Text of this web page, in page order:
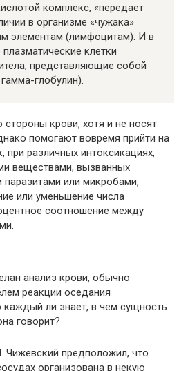
комплекс, «передает
в организме «чужака»
элементам (лимфоцитам). И в
клетки
представляющие собой
глобулин).
крови, хотя и не носят
помогают вовремя прийти на
различных интоксикациях,
веществами, вызванных
или микробами,
или уменьшение числа
соотношение между
анализ крови, обычно
реакции оседания
ли знает, в чем сущность
говорит?
Чижевский предположил, что
организована в некую